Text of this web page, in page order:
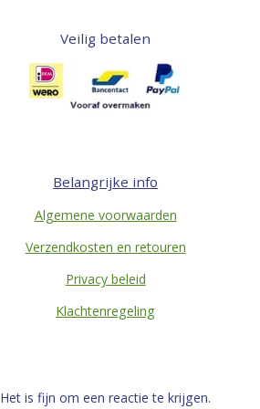
Veilig betalen
Belangrijke info
Algemene voorwaarden
Verzendkosten en retouren
Privacy beleid
Klachtenregeling
Het is fijn om een reactie te krijgen.